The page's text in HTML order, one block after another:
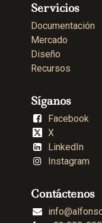
Servicios
Documentación
Mercado
Diseño
Recursos
Síganos
Facebook
X
LinkedIn
Instagram
Contáctenos